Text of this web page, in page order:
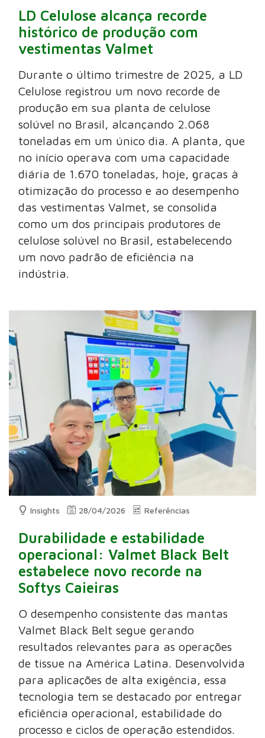
LD Celulose alcança recorde
histórico de produção com
vestimentas Valmet
Durante o último trimestre de 2025, a LD
Celulose registrou um novo recorde de
produção em sua planta de celulose
solúvel no Brasil, alcançando 2.068
toneladas em um único dia. A planta, que
no início operava com uma capacidade
diária de 1.670 toneladas, hoje, graças à
otimização do processo e ao desempenho
das vestimentas Valmet, se consolida
como um dos principais produtores de
celulose solúvel no Brasil, estabelecendo
um novo padrão de eficiência na
indústria.
Insights 28/04/2026 Referências
Durabilidade e estabilidade
operacional: Valmet Black Belt
estabelece novo recorde na
Softys Caieiras
O desempenho consistente das mantas
Valmet Black Belt segue gerando
resultados relevantes para as operações
de tissue na América Latina. Desenvolvida
para aplicações de alta exigência, essa
tecnologia tem se destacado por entregar
eficiência operacional, estabilidade do
processo e ciclos de operação estendidos.